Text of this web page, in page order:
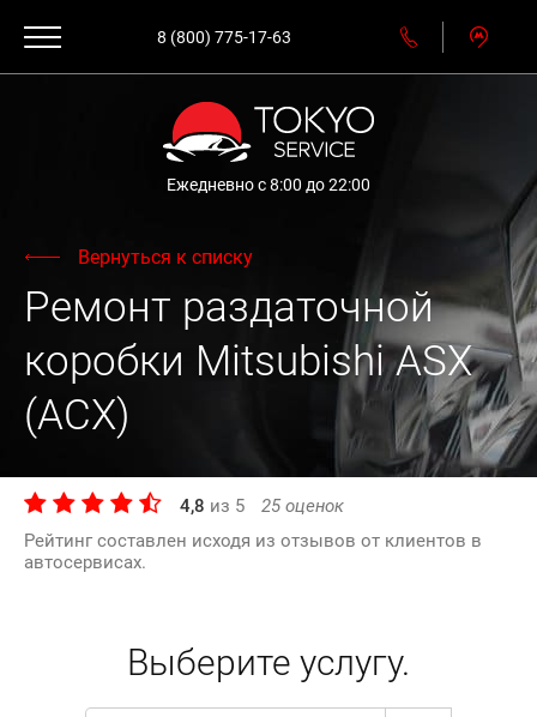
8 (800) 775-17-63
Ежедневно с 8:00 до 22:00
Вернуться к списку
Ремонт раздаточной
коробки Mitsubishi ASX
(АСХ)
4,8 из 5 25оценок
Рейтинг составлен исходя из отзывов от клиентов в
автосервисах.
Выберите услугу.